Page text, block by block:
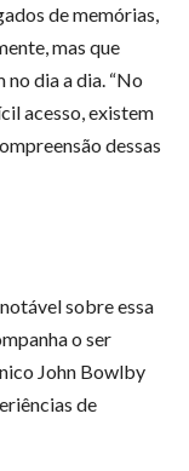
de memórias,
mas que
dia a dia. “No
acesso, existem
dessas
sobre essa
o ser
John Bowlby
de